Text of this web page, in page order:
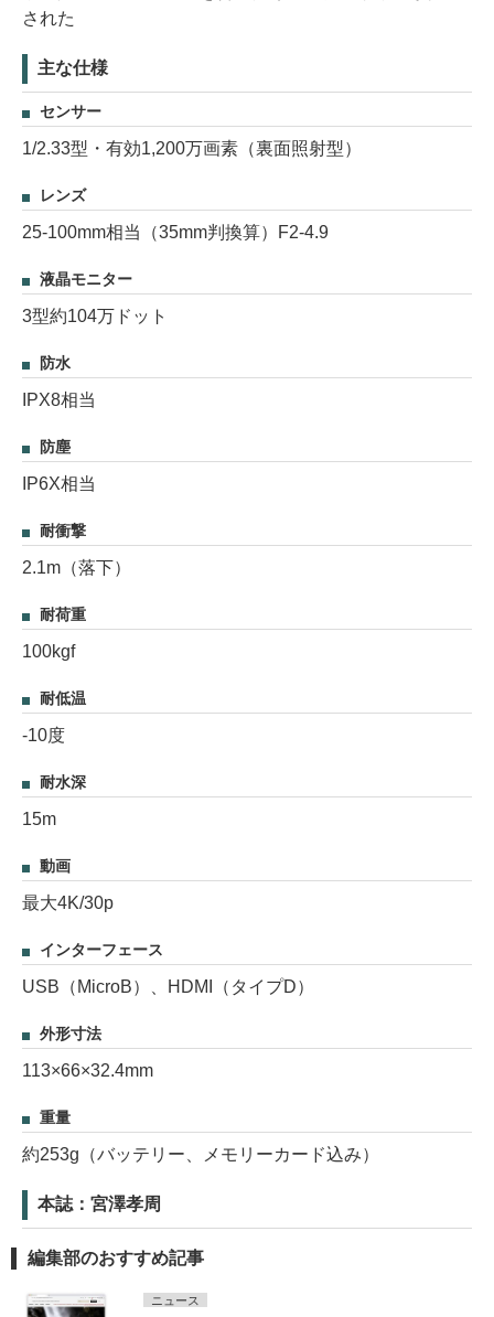
された
主な仕様
センサー
1/2.33型・有効1,200万画素（裏面照射型）
レンズ
25-100mm相当（35mm判換算）F2-4.9
液晶モニター
3型約104万ドット
防水
IPX8相当
防塵
IP6X相当
耐衝撃
2.1m（落下）
耐荷重
100kgf
耐低温
-10度
耐水深
15m
動画
最大4K/30p
インターフェース
USB（MicroB）、HDMI（タイプD）
外形寸法
113×66×32.4mm
重量
約253g（バッテリー、メモリーカード込み）
本誌：宮澤孝周
編集部のおすすめ記事
ニュース